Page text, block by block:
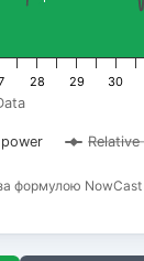
формулою
28 29 30